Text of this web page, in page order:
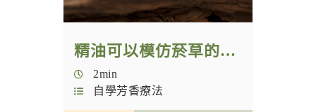
精油可以模仿菸草的香氣嗎？
2min
自學芳香療法